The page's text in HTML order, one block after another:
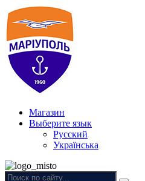
Магазин
Выберите язык
Русский
Українська